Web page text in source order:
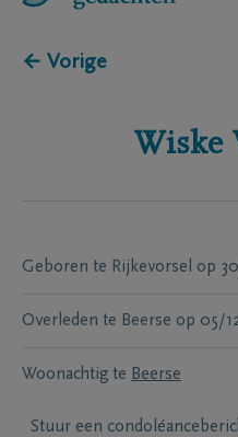
← Vorige
Wiske
Geboren te Rijkevorsel op
Overleden te Beerse op 05/
Woonachtig te Beerse
Stuur een